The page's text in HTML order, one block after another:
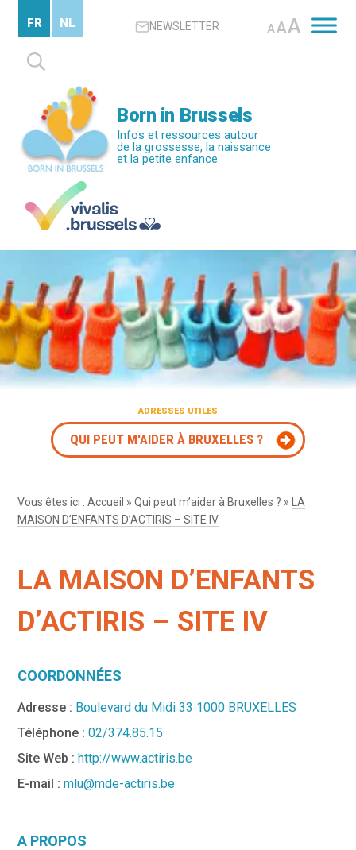
contenu
principal
NEWSLETTER AAA
Rechercher :
FR NL
Born in Brussels
Infos et ressources autour
de la grossesse, la naissance
et la petite enfance
ADRESSES UTILES
QUI PEUT M'AIDER À BRUXELLES ?
Vous êtes ici :Accueil »Qui peut m’aider à Bruxelles ? »
LA
MAISON D’ENFANTS D’ACTIRIS – SITE IV
LA MAISON D’ENFANTS
D’ACTIRIS – SITE IV
COORDONNÉES
Adresse : Boulevard du Midi 33 1000 BRUXELLES
Téléphone :02/374.85.15
Site Web : http://www.actiris.be
E-mail : mlu@mde-actiris.be
A PROPOS